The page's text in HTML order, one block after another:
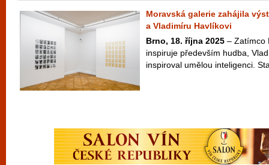
Moravská galerie zahájila
a Vladimíru Havlíkovi
Brno, 18. října 2025 – Zatímco
inspiruje především hudba,
inspiroval umělou inteligenci.